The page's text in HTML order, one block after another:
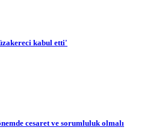
kabul etti'
cesaret ve sorumluluk olmalı